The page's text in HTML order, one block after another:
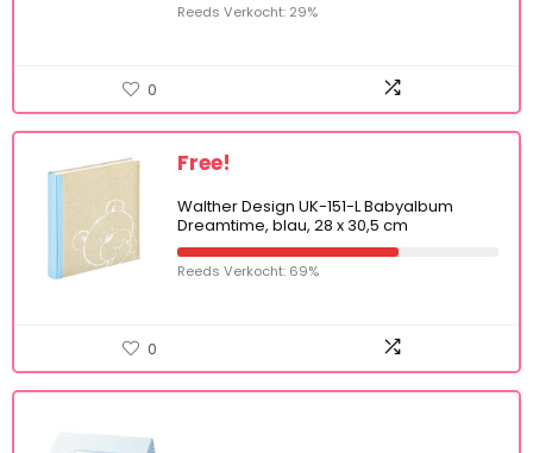
Reeds Verkocht: 29%
0
Free!
Walther Design UK-151-L Babyalbum
Dreamtime, blau, 28 x 30,5 cm
Reeds Verkocht: 69%
0